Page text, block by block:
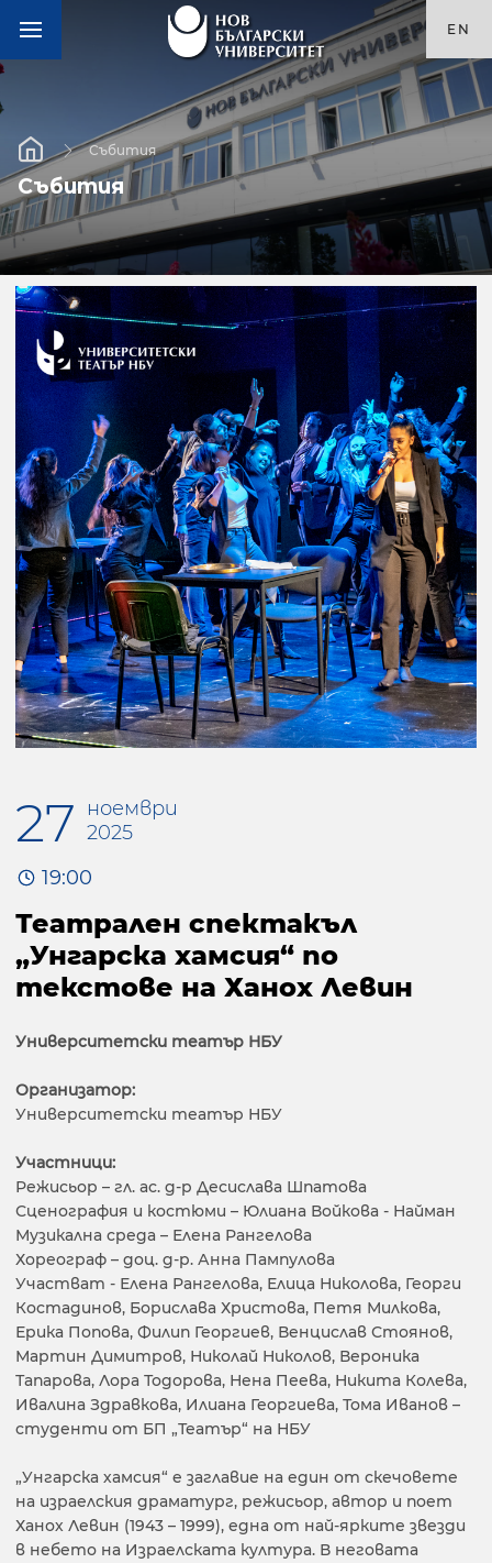
EN
Събития
Събития
27
ноември
2025
19:00
Театрален спектакъл
„Унгарска хамсия“ по
текстове на Ханох Левин
Университетски театър НБУ
Организатор:
Университетски театър НБУ
Участници:
Режисьор – гл. ас. д-р Десислава Шпатова
Сценография и костюми – Юлиана Войкова - Найман
Музикална среда – Елена Рангелова
Хореограф – доц. д-р. Анна Пампулова
Участват - Елена Рангелова, Елица Николова, Георги
Костадинов, Борислава Христова, Петя Милкова,
Ерика Попова, Филип Георгиев, Венцислав Стоянов,
Мартин Димитров, Николай Николов, Вероника
Тапарова, Лора Тодорова, Нена Пеева, Никита Колева,
Ивалина Здравкова, Илиана Георгиева, Тома Иванов –
студенти от БП „Театър“ на НБУ
„Унгарска хамсия“ е заглавие на един от скечовете
на израелския драматург, режисьор, автор и поет
Ханох Левин (1943 – 1999), една от най-ярките звезди
в небето на Израелската култура. В неговата